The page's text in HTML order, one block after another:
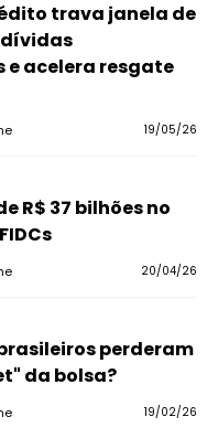
trava janela de
dívidas
acelera resgate
19/05/26
R$ 37 bilhões no
20/04/26
perderam
da bolsa?
19/02/26